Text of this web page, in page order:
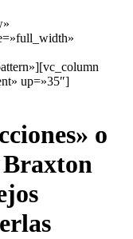
up=»35″]
o
Braxton